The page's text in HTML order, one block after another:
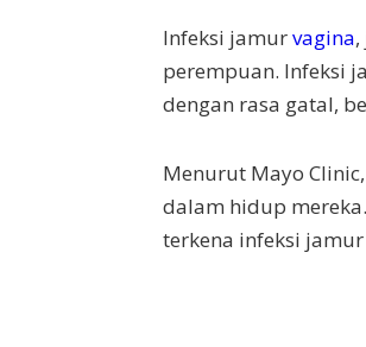
Infeksi jamurvagina
perempuan. Infeksi
dengan rasa gatal,
Menurut Mayo
dalam hidup
terkena infeksi